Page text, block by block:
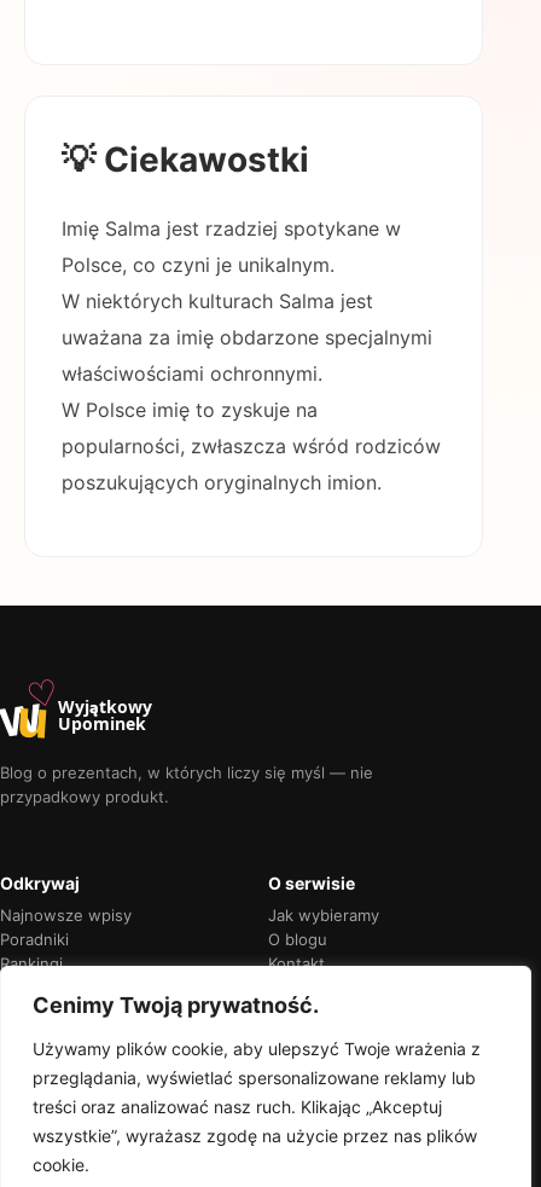
Cenimy Twoją prywatność.
Używamy plików cookie, aby ulepszyć Twoje wrażenia z
przeglądania, wyświetlać spersonalizowane reklamy lub
treści oraz analizować nasz ruch. Klikając „Akceptuj
wszystkie”, wyrażasz zgodę na użycie przez nas plików
cookie.
💡 Ciekawostki
Imię Salma jest rzadziej spotykane w
Polsce, co czyni je unikalnym.
W niektórych kulturach Salma jest
uważana za imię obdarzone specjalnymi
właściwościami ochronnymi.
W Polsce imię to zyskuje na
popularności, zwłaszcza wśród rodziców
poszukujących oryginalnych imion.
u♡Wyjątkowy
Upominek
Blog o prezentach, w których liczy się myśl — nie
przypadkowy produkt.
Odkrywaj
Najnowsze wpisy
Poradniki
Rankingi
O serwisie
Jak wybieramy
O blogu
Kontakt
Przejrzyste rekomendacje
zawsze oznaczymy je wprost.